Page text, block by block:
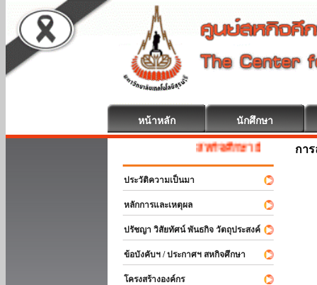
หน้าหลัก นักศึกษา
สหกิจศึกษา ยินดีต้อนรับ
ประวัติความเป็นมา
หลักการและเหตุผล
ปรัชญา วิสัยทัศน์ พันธกิจ วัตถุประสงค์
ข้อบังคับฯ / ประกาศฯ สหกิจศึกษา
โครงสร้างองค์กร
กา